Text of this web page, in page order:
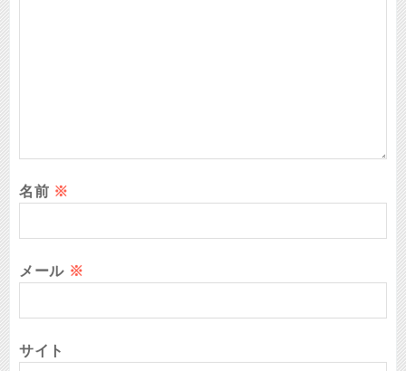
名前 ※
メール ※
サイト